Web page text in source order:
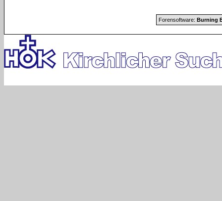
Forensoftware: Burning